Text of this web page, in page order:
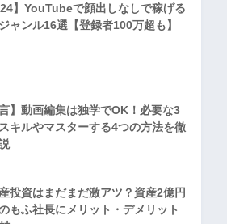
】YouTubeで顔出しなしで稼げる
ャンル16選【登録者100万超も】
言】動画編集は独学でOK！必要な3
キルやマスターする4つの方法を徹
投資はまだまだ激アツ？資産2億円
もふ社長にメリット・デメリット